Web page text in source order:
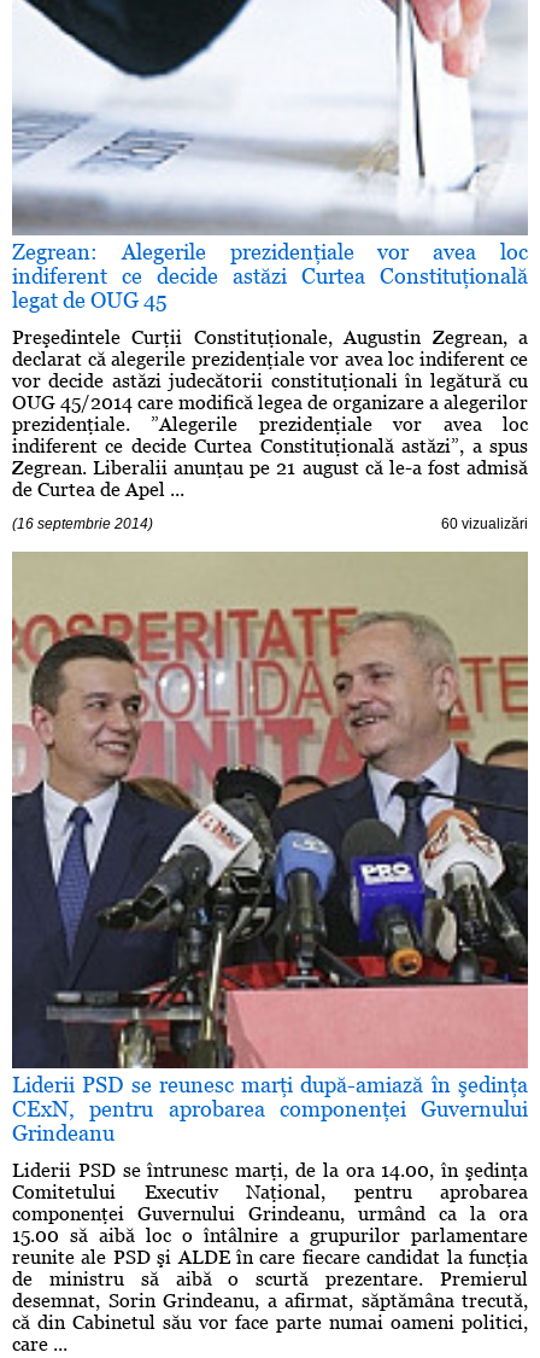
Zegrean: Alegerile prezidenţiale vor avea loc
indiferent ce decide astăzi Curtea Constituţională
legat de OUG 45
Preşedintele Curţii Constituţionale, Augustin Zegrean, a
declarat că alegerile prezidenţiale vor avea loc indiferent ce
vor decide astăzi judecătorii constituţionali în legătură cu
OUG 45/2014 care modifică legea de organizare a alegerilor
prezidenţiale. ”Alegerile prezidenţiale vor avea loc
indiferent ce decide Curtea Constituţională astăzi”, a spus
Zegrean. Liberalii anunţau pe 21 august că le-a fost admisă
de Curtea de Apel ...
(16 septembrie 2014) 60 vizualizări
Liderii PSD se reunesc marţi după-amiază în şedinţa
CExN, pentru aprobarea componenţei Guvernului
Grindeanu
Liderii PSD se întrunesc marţi, de la ora 14.00, în şedinţa
Comitetului Executiv Naţional, pentru aprobarea
componenţei Guvernului Grindeanu, urmând ca la ora
15.00 să aibă loc o întâlnire a grupurilor parlamentare
reunite ale PSD şi ALDE în care fiecare candidat la funcţia
de ministru să aibă o scurtă prezentare. Premierul
desemnat, Sorin Grindeanu, a afirmat, săptămâna trecută,
că din Cabinetul său vor face parte numai oameni politici,
care ...